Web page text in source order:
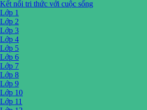
Kết nối tri thức với cuộc sống
Lớp 1
Lớp 2
Lớp 3
Lớp 4
Lớp 5
Lớp 6
Lớp 7
Lớp 8
Lớp 9
Lớp 10
Lớp 11